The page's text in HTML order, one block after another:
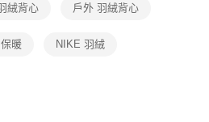
提供之「AFTEE先享後付」服務完成之交
定代理人或監護人之同意方可使用
絨背心 戶外 羽絨背心
暖 NIKE 羽絨